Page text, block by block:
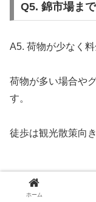
Q5. 錦市場ま
A5. 荷物が少なく
荷物が多い場合や
す。
徒歩は観光散策向き
ホーム